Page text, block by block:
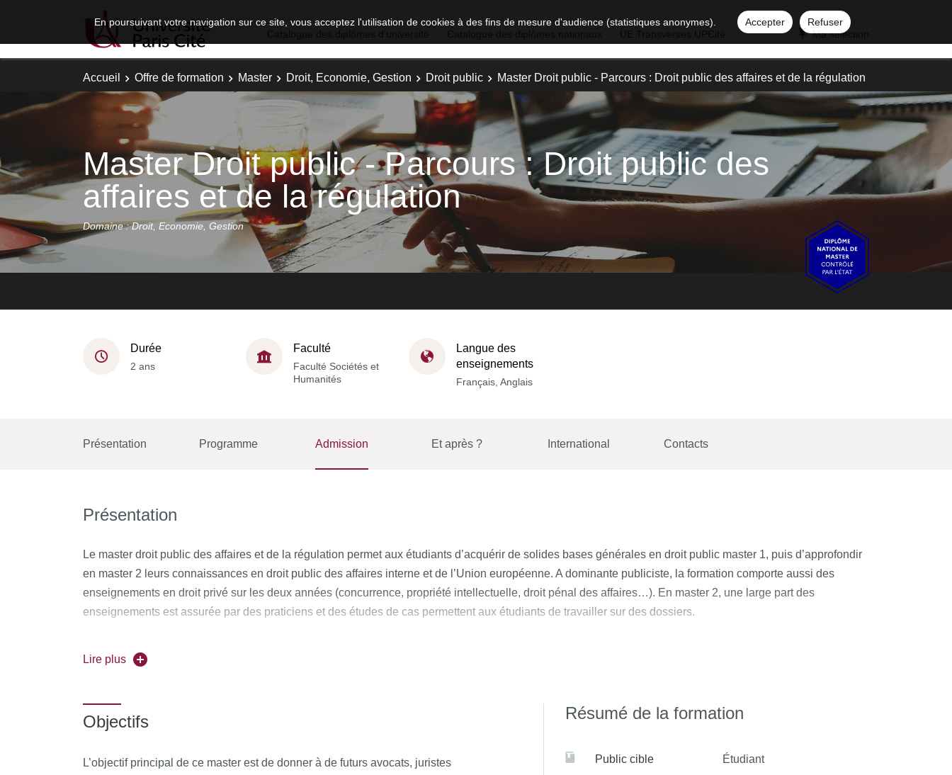
En poursuivant votre navigation sur ce site, vous acceptez l'utilisation de cookies à des fins de mesure d'audience (statistiques anonymes). Accepter
Refuser
Ma sélection
Accueil Offre de formation Master Droit, Economie, Gestion Droit public Master Droit public - Parcours : Droit public des affaires et de la régulation
Master Droit public - Parcours : Droit public des
affaires et de la régulation
Domaine : Droit, Economie, Gestion
Durée
2 ans
Faculté
Faculté Sociétés et
Humanités
Langue des
enseignements
Français, Anglais
Présentation Programme Admission Et après ? International Contacts
Présentation
Le master droit public des affaires et de la régulation permet aux étudiants d’acquérir de solides bases générales en droit public master 1, puis d’approfondir
en master 2 leurs connaissances en droit public des affaires interne et de l’Union européenne. A dominante publiciste, la formation comporte aussi des
enseignements en droit privé sur les deux années (concurrence, propriété intellectuelle, droit pénal des affaires…). En master 2, une large part des
enseignements est assurée par des praticiens et des études de cas permettent aux étudiants de travailler sur des dossiers.
Lire plus
Objectifs
L’objectif principal de ce master est de donner à de futurs avocats, juristes
Résumé de la formation
Public cible Étudiant